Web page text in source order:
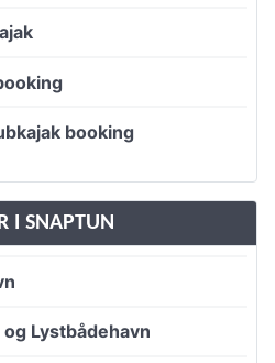
booking
I SNAPTUN
Lystbådehavn